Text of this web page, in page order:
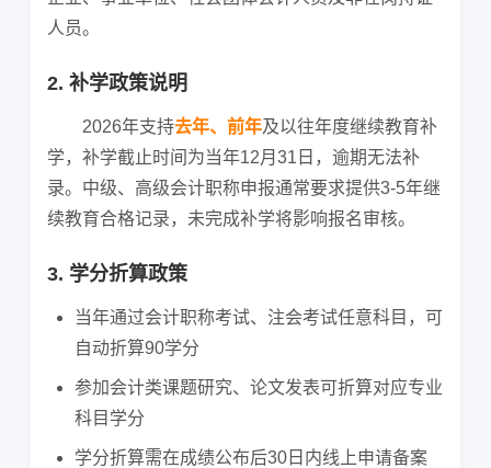
人员。
2. 补学政策说明
2026年支持去年、前年及以往年度继续教育补
学，补学截止时间为当年12月31日，逾期无法补
录。中级、高级会计职称申报通常要求提供3-5年继
续教育合格记录，未完成补学将影响报名审核。
3. 学分折算政策
当年通过会计职称考试、注会考试任意科目，可
自动折算90学分
参加会计类课题研究、论文发表可折算对应专业
科目学分
学分折算需在成绩公布后30日内线上申请备案